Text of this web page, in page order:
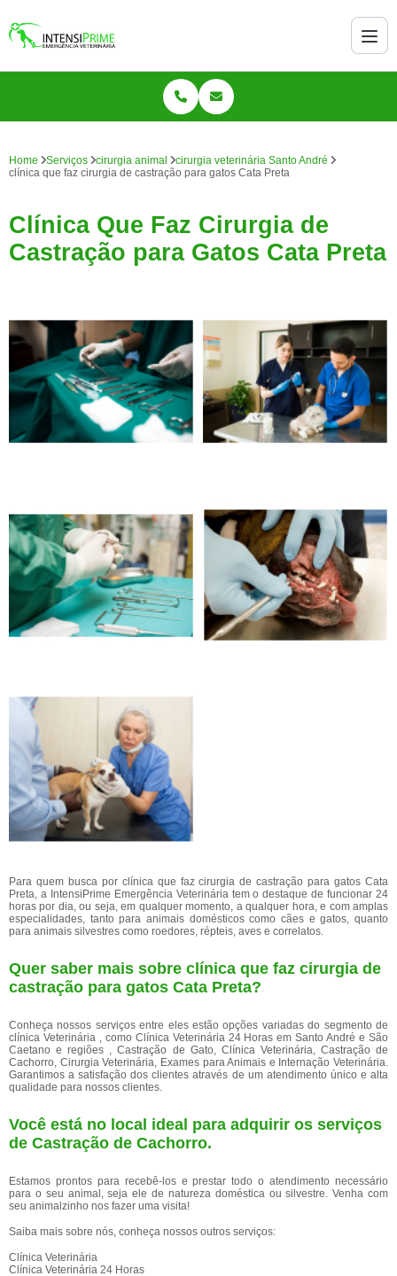
Home Serviços cirurgia animal
cirurgia veterinária Santo André
clínica que faz cirurgia de castração para gatos Cata Preta
Clínica Que Faz Cirurgia de
Castração para Gatos Cata Preta
Para quem busca por clínica que faz cirurgia de castração para gatos Cata
Preta, a IntensiPrime Emergência Veterinária tem o destaque de funcionar 24
horas por dia, ou seja, em qualquer momento, a qualquer hora, e com amplas
especialidades, tanto para animais domésticos como cães e gatos, quanto
para animais silvestres como roedores, répteis, aves e correlatos.
Quer saber mais sobre clínica que faz cirurgia de
castração para gatos Cata Preta?
Conheça nossos serviços entre eles estão opções variadas do segmento de
clínica Veterinária , como Clínica Veterinária 24 Horas em Santo André e São
Caetano e regiões , Castração de Gato, Clínica Veterinária, Castração de
Cachorro, Cirurgia Veterinária, Exames para Animais e Internação Veterinária.
Garantimos a satisfação dos clientes através de um atendimento único e alta
qualidade para nossos clientes.
Você está no local ideal para adquirir os serviços
de Castração de Cachorro.
Estamos prontos para recebê-los e prestar todo o atendimento necessário
para o seu animal, seja ele de natureza doméstica ou silvestre. Venha com
seu animalzinho nos fazer uma visita!
Saiba mais sobre nós, conheça nossos outros serviços:
Clínica Veterinária
Clínica Veterinária 24 Horas